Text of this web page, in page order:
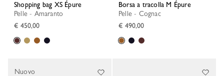
Shopping bag XS Épure
Pelle - Amaranto
€ 450,00
Borsa a tracolla M Épure
Pelle - Cognac
€ 490,00
Nuovo